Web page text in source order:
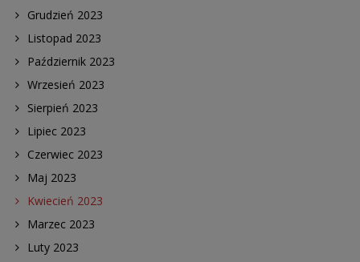
Grudzień 2023
Listopad 2023
Październik 2023
Wrzesień 2023
Sierpień 2023
Lipiec 2023
Czerwiec 2023
Maj 2023
Kwiecień 2023
Marzec 2023
Luty 2023